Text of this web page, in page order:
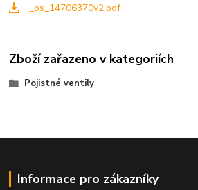
_ps_14706370v2.pdf
Zboží zařazeno v kategoriích
Pojistné ventily
Informace pro zákazníky